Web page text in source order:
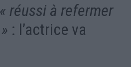
« réussi à refermer
: l’actrice va